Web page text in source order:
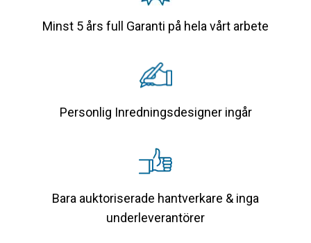
Minst 5 års full Garanti på hela vårt arbete
Personlig Inredningsdesigner ingår
Bara auktoriserade hantverkare & inga
underleverantörer